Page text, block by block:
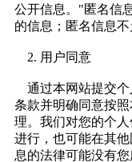
公开信息。"匿名信
的信息；匿名信息不
2. 用户同意
通过本网站提交个
条款并明确同意按
理。我们对您的个
进行，也可能在其
息的法律可能没有您